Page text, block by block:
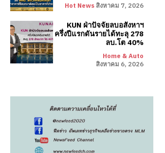
Hot News สิงหาคม 7, 2026
KUN ฝ่าปัจจัยลบอสังหาฯ
ครึ่งปีแรกดันรายได้ทะลุ 278
ลบ.โต 40%
Home & Auto
สิงหาคม 6, 2026